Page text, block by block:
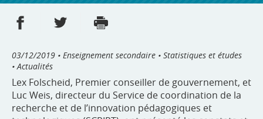
Partager sur Facebook
Partager sur Twitter
03/12/2019 • Enseignement secondaire • Statistiques et études
• Actualités
Lex Folscheid, Premier conseiller de gouvernement, et
Luc Weis, directeur du Service de coordination de la
recherche et de l’innovation pédagogiques et